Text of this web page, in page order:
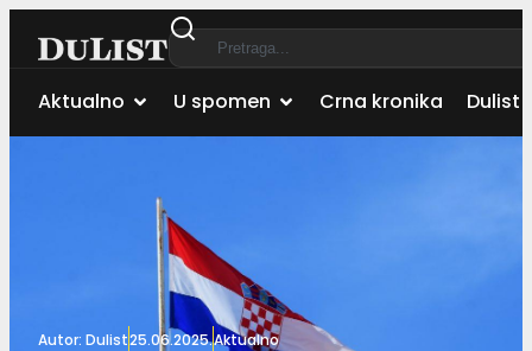
Aktualno U spomen Crna kronika Dulist
Autor: Dulist25.06.2025.Aktualno